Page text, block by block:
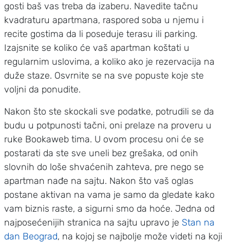
gosti baš vas treba da izaberu. Navedite tačnu
kvadraturu apartmana, raspored soba u njemu i
recite gostima da li poseduje terasu ili parking.
Izajsnite se koliko će vaš apartman koštati u
regularnim uslovima, a koliko ako je rezervacija na
duže staze. Osvrnite se na sve popuste koje ste
voljni da ponudite.
Nakon što ste skockali sve podatke, potrudili se da
budu u potpunosti tačni, oni prelaze na proveru u
ruke Bookaweb tima. U ovom procesu oni će se
postarati da ste sve uneli bez grešaka, od onih
slovnih do loše shvaćenih zahteva, pre nego se
apartman nađe na sajtu. Nakon što vaš oglas
postane aktivan na vama je samo da gledate kako
vam biznis raste, a sigurni smo da hoće. Jedna od
najposećenijih stranica na sajtu upravo je Stan na
dan Beograd, na kojoj se najbolje može videti na koji